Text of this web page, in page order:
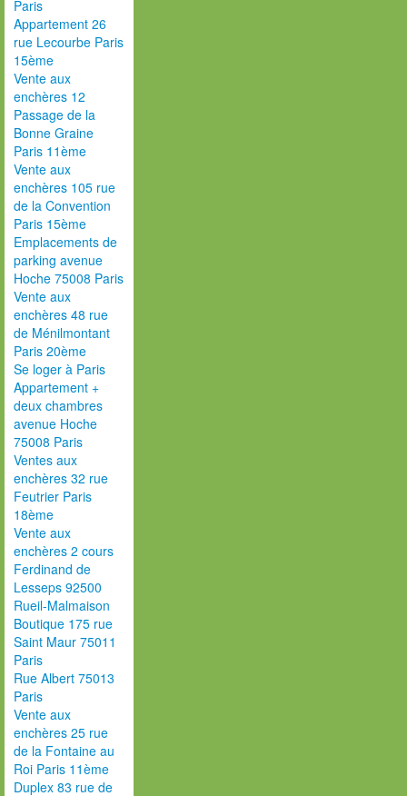
Paris
Appartement 26
rue Lecourbe Paris
15ème
Vente aux
enchères 12
Passage de la
Bonne Graine
Paris 11ème
Vente aux
enchères 105 rue
de la Convention
Paris 15ème
Emplacements de
parking avenue
Hoche 75008 Paris
Vente aux
enchères 48 rue
de Ménilmontant
Paris 20ème
Se loger à Paris
Appartement +
deux chambres
avenue Hoche
75008 Paris
Ventes aux
enchères 32 rue
Feutrier Paris
18ème
Vente aux
enchères 2 cours
Ferdinand de
Lesseps 92500
Rueil-Malmaison
Boutique 175 rue
Saint Maur 75011
Paris
Rue Albert 75013
Paris
Vente aux
enchères 25 rue
de la Fontaine au
Roi Paris 11ème
Duplex 83 rue de